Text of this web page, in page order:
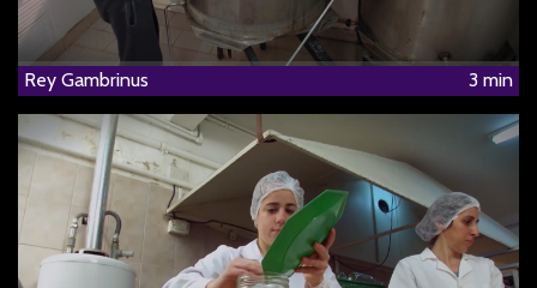
Rey Gambrinus 3 min